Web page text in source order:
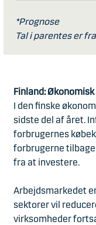
*Prognose
Tal i parentes er
Finland:
I den finske
sidste del af året.
forbrugernes
forbrugerne
fra at investere.
Arbejdsmarkedet
sektorer vil
virksomheder